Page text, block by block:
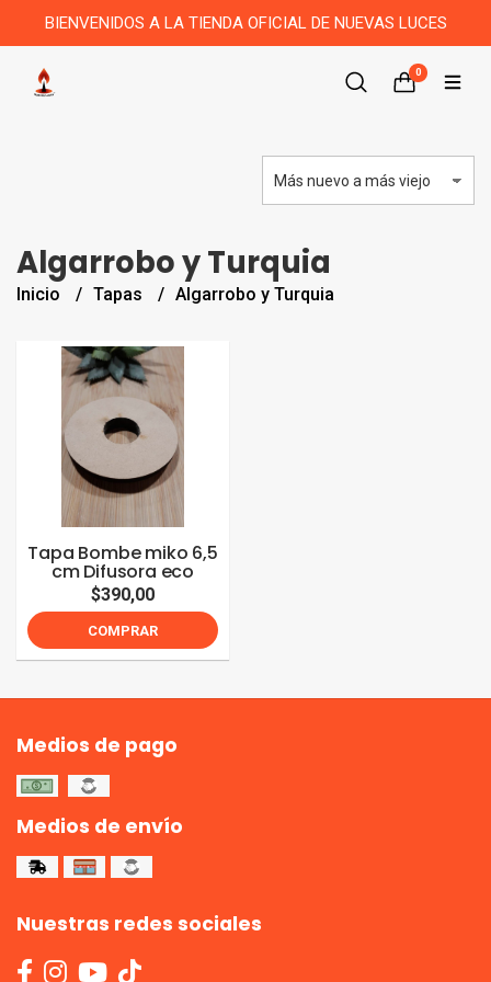
BIENVENIDOS A LA TIENDA OFICIAL DE NUEVAS LUCES
0
Algarrobo y Turquia
Inicio Tapas Algarrobo y Turquia
Tapa Bombe miko 6,5
cm Difusora eco
$390,00
COMPRAR
Medios de pago
Medios de envío
Nuestras redes sociales